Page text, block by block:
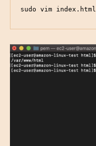
sudo vim index.html